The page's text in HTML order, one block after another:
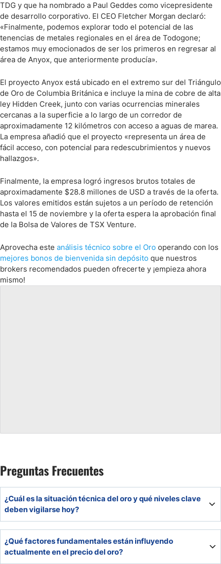
TDG y que ha nombrado a Paul Geddes como vicepresidente
de desarrollo corporativo. El CEO Fletcher Morgan declaró:
«Finalmente, podemos explorar todo el potencial de las
tenencias de metales regionales en el área de Todogone;
estamos muy emocionados de ser los primeros en regresar al
área de Anyox, que anteriormente producía».
El proyecto Anyox está ubicado en el extremo sur del Triángulo
de Oro de Columbia Británica e incluye la mina de cobre de alta
ley Hidden Creek, junto con varias ocurrencias minerales
cercanas a la superficie a lo largo de un corredor de
aproximadamente 12 kilómetros con acceso a aguas de marea.
La empresa añadió que el proyecto «representa un área de
fácil acceso, con potencial para redescubrimientos y nuevos
hallazgos».
Finalmente, la empresa logró ingresos brutos totales de
aproximadamente $28.8 millones de USD a través de la oferta.
Los valores emitidos están sujetos a un período de retención
hasta el 15 de noviembre y la oferta espera la aprobación final
de la Bolsa de Valores de TSX Venture.
Aprovecha este análisis técnico sobre el Oro operando con los
mejores bonos de bienvenida sin depósito que nuestros
brokers recomendados pueden ofrecerte y ¡empieza ahora
mismo!
Preguntas Frecuentes
¿Cuál es la situación técnica del oro y qué niveles clave
deben vigilarse hoy?
$3.310 y $3.260, y resistencias en $3.382, $3.400 y
$3.450. Mientras el precio se mantenga por encima de
¿Qué factores fundamentales están influyendo
actualmente en el precio del oro?